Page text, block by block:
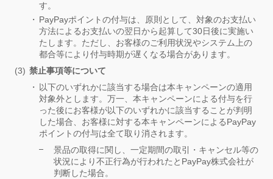
す。
PayPayポイントの付与は、原則として、対象のお支払い
方法によるお支払いの翌日から起算して30日後に実施い
たします。ただし、お客様のご利用状況やシステム上の
都合等により付与時期が遅くなる場合があります。
禁止事項等について
以下のいずれかに該当する場合は本キャンペーンの適用
対象外とします。万一、本キャンペーンによる付与を行
った後にお客様が以下のいずれかに該当することが判明
した場合、お客様に対する本キャンペーンによるPayPay
ポイントの付与は全て取り消されます。
景品の取得に関し、一定期間の取引・キャンセル等の
状況により不正行為が行われたとPayPay株式会社が
判断した場合。